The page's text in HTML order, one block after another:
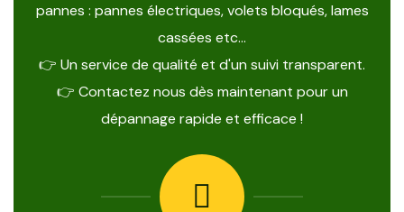
pannes : pannes électriques, volets bloqués, lames
cassées etc…
👉 Un service de qualité et d'un suivi transparent.
👉 Contactez nous dès maintenant pour un
dépannage rapide et efficace !